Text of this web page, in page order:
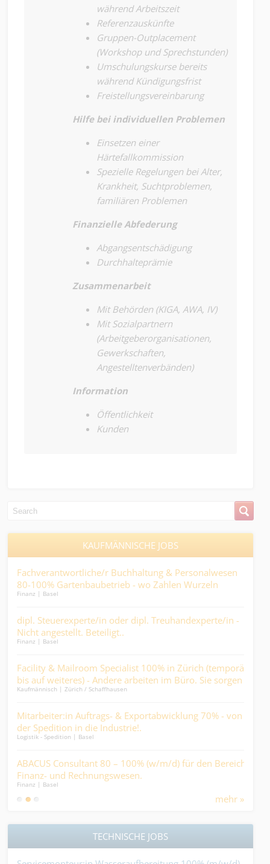
während Arbeitszeit
Referenzauskünfte
Gruppen-Outplacement
(Workshop und Sprechstunden)
Umschulungskurse bereits
während Kündigungsfrist
Freistellungsvereinbarung
Hilfe bei individuellen Problemen
Einsetzen einer
Härtefallkommission
Spezielle Regelungen bei Alter,
Krankheit, Suchtproblemen,
familiären Problemen
Finanzielle Abfederung
Abgangsentschädigung
Durchhalteprämie
Zusammenarbeit
Mit Behörden (KIGA, AWA, IV)
Mit Sozialpartnern
(Arbeitgeberorganisationen,
Gewerkschaften,
Angestelltenverbänden)
Information
Öffentlichkeit
Kunden
KAUFMÄNNISCHE JOBS
Fachverantwortliche/r Buchhaltung & Personalwesen
80-100% Gartenbaubetrieb - wo Zahlen Wurzeln
schlagen und Prozesse wachsen....
Finanz | Basel
dipl. Steuerexperte/in oder dipl. Treuhandexperte/in -
Nicht angestellt. Beteiligt..
Finanz | Basel
Facility & Mailroom Specialist 100% in Zürich (temporär
bis auf weiteres) - Andere arbeiten im Büro. Sie sorgen
dafür, dass sie es können….
Kaufmännisch | Zürich / Schaffhausen
Mitarbeiter:in Auftrags- & Exportabwicklung 70% - von
der Spedition in die Industrie!.
Logistik - Spedition | Basel
ABACUS Consultant 80 – 100% (w/m/d) für den Bereich
Finanz- und Rechnungswesen.
Finanz | Basel
mehr »
TECHNISCHE JOBS